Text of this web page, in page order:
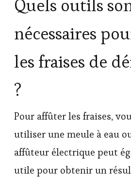
Quels outils
nécessaires
les fraises de
?
Pour affûter les fraises,
utiliser une meule à eau
affûteur électrique peut
utile pour obtenir un